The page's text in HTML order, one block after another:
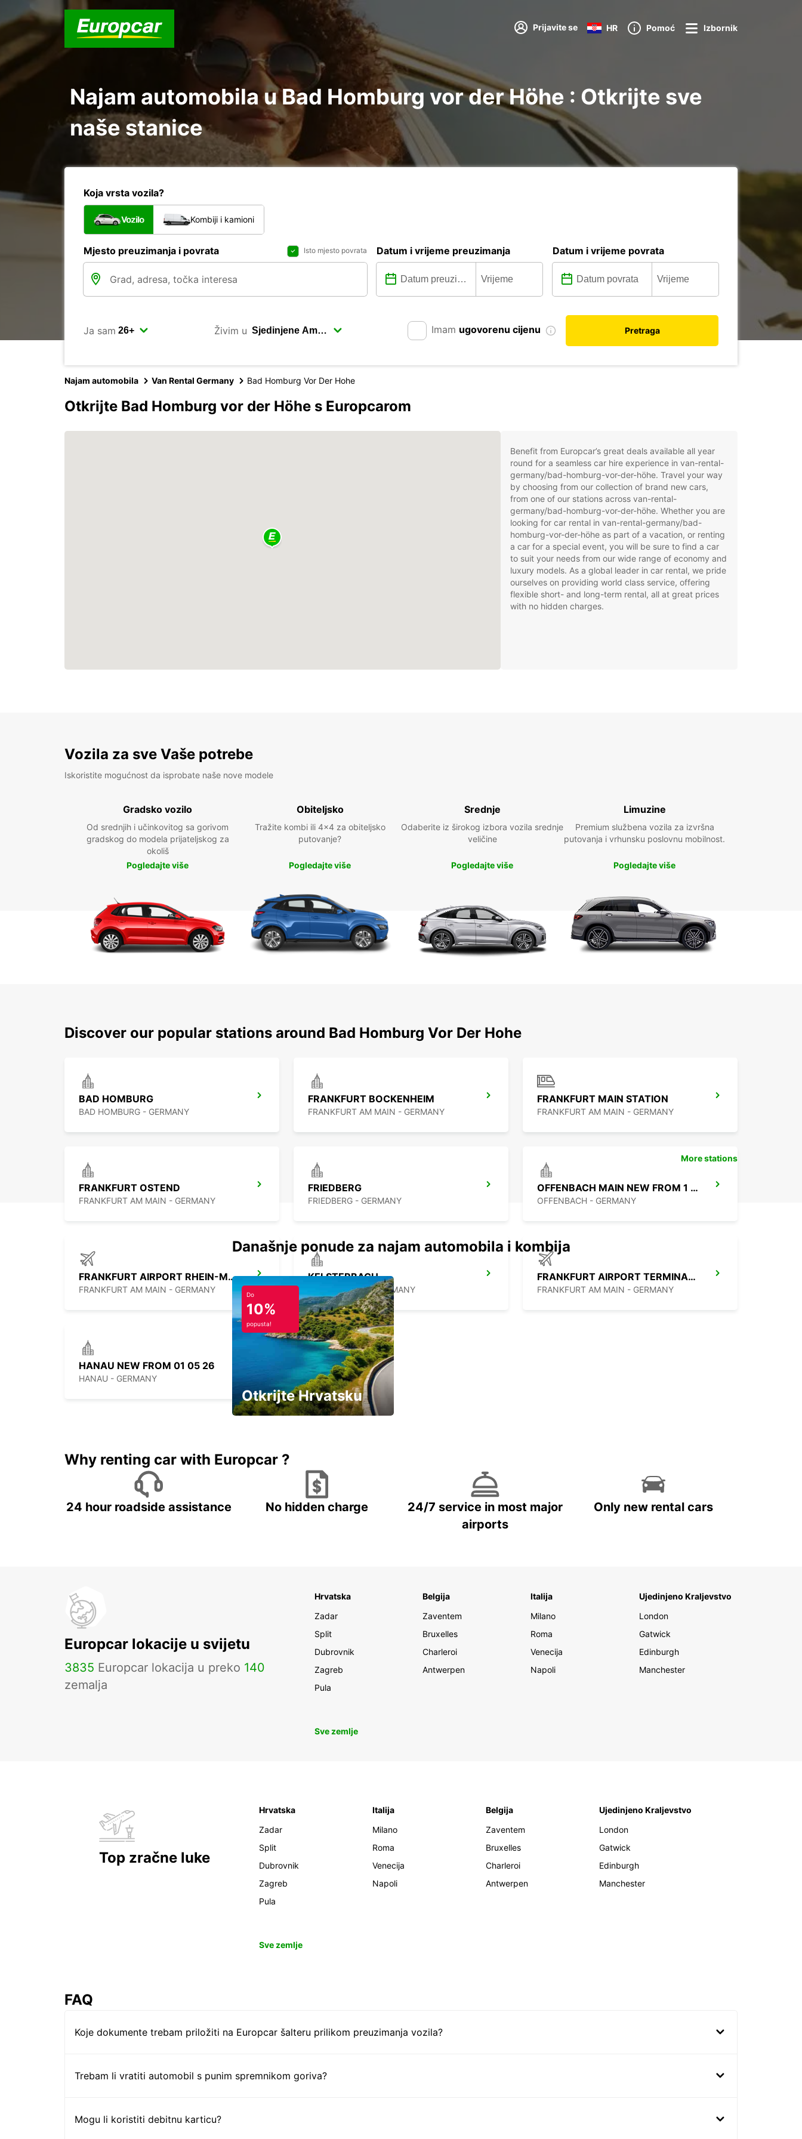
Prijavite se HR Pomoć Izbornik
Najam automobila u Bad Homburg vor der Höhe : Otkrijte sve
naše stanice
Koja vrsta vozila?
Vozilo Kombiji i kamioni
Mjesto preuzimanja i povrata Isto mjesto povrata Datum i vrijeme preuzimanja Datum i vrijeme povrata
Ja sam Živim u Imam ugovorenu cijenu Pretraga
Najam automobila Van Rental Germany Bad Homburg Vor Der Hohe
Otkrijte Bad Homburg vor der Höhe s Europcarom
Benefit from Europcar’s great deals available all year
round for a seamless car hire experience in van-rental-
germany/bad-homburg-vor-der-höhe. Travel your way
by choosing from our collection of brand new cars,
from one of our stations across van-rental-
germany/bad-homburg-vor-der-höhe. Whether you are
looking for car rental in van-rental-germany/bad-
homburg-vor-der-höhe as part of a vacation, or renting
a car for a special event, you will be sure to find a car
to suit your needs from our wide range of economy and
luxury models. As a global leader in car rental, we pride
ourselves on providing world class service, offering
flexible short- and long-term rental, all at great prices
with no hidden charges.
Vozila za sve Vaše potrebe
Iskoristite mogućnost da isprobate naše nove modele
Gradsko vozilo
Od srednjih i učinkovitog sa gorivom
gradskog do modela prijateljskog za
okoliš
Pogledajte više
Obiteljsko
Tražite kombi ili 4x4 za obiteljsko
putovanje?
Pogledajte više
Srednje
Odaberite iz širokog izbora vozila srednje
veličine
Pogledajte više
Limuzine
Premium službena vozila za izvršna
putovanja i vrhunsku poslovnu mobilnost.
Pogledajte više
Discover our popular stations around Bad Homburg Vor Der Hohe
BAD HOMBURG
BAD HOMBURG - GERMANY
FRANKFURT BOCKENHEIM
FRANKFURT AM MAIN - GERMANY
FRANKFURT MAIN STATION
FRANKFURT AM MAIN - GERMANY
FRANKFURT OSTEND
FRANKFURT AM MAIN - GERMANY
FRIEDBERG
FRIEDBERG - GERMANY
OFFENBACH MAIN NEW FROM 1 8 26
OFFENBACH - GERMANY
FRANKFURT AIRPORT RHEIN-MAIN TERM 1
FRANKFURT AM MAIN - GERMANY
KELSTERBACH
KELSTERBACH - GERMANY
FRANKFURT AIRPORT TERMINAL 3
FRANKFURT AM MAIN - GERMANY
HANAU NEW FROM 01 05 26
HANAU - GERMANY
More stations
Današnje ponude za najam automobila i kombija
Do
10%
popusta!
Otkrijte Hrvatsku
Why renting car with Europcar ?
24 hour roadside assistance No hidden charge
24/7 service in most major
airports
Only new rental cars
Europcar lokacije u svijetu
3835 Europcar lokacija u preko 140
zemalja
Hrvatska
Zadar
Split
Dubrovnik
Zagreb
Pula
Belgija
Zaventem
Bruxelles
Charleroi
Antwerpen
Italija
Milano
Roma
Venecija
Napoli
Ujedinjeno Kraljevstvo
London
Gatwick
Edinburgh
Manchester
Sve zemlje
Top zračne luke
Hrvatska
Zadar
Split
Dubrovnik
Zagreb
Pula
Italija
Milano
Roma
Venecija
Napoli
Belgija
Zaventem
Bruxelles
Charleroi
Antwerpen
Ujedinjeno Kraljevstvo
London
Gatwick
Edinburgh
Manchester
Sve zemlje
FAQ
Koje dokumente trebam priložiti na Europcar šalteru prilikom preuzimanja vozila?
Trebam li vratiti automobil s punim spremnikom goriva?
Mogu li koristiti debitnu karticu?